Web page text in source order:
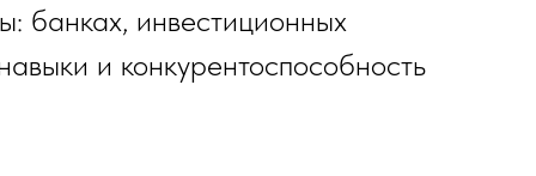
банках, инвестиционных
и конкурентоспособность